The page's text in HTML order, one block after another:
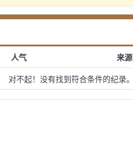
人气
来源
对不起！没有找到符合条件的纪录